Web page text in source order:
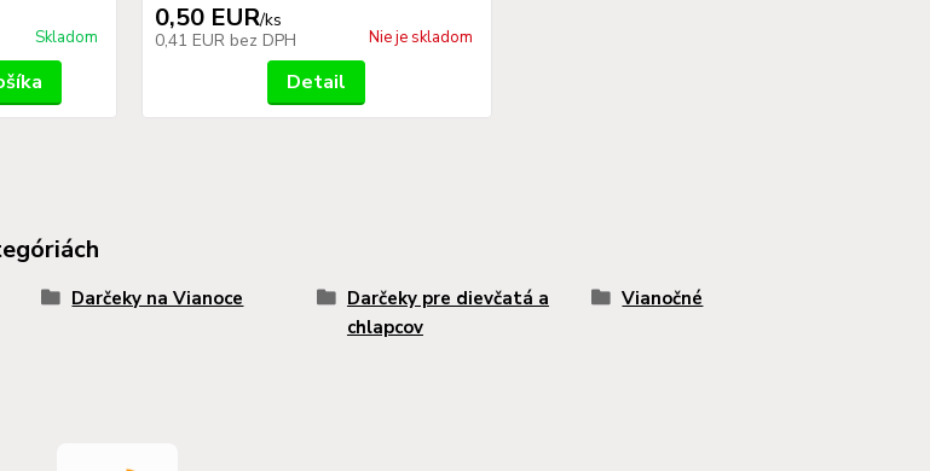
Skladom
0,50 EUR/ks
0,41 EUR bez DPH Nie je skladom
Detail
Darčeky na Vianoce
Darčeky pre dievčatá a
chlapcov
Vianočné